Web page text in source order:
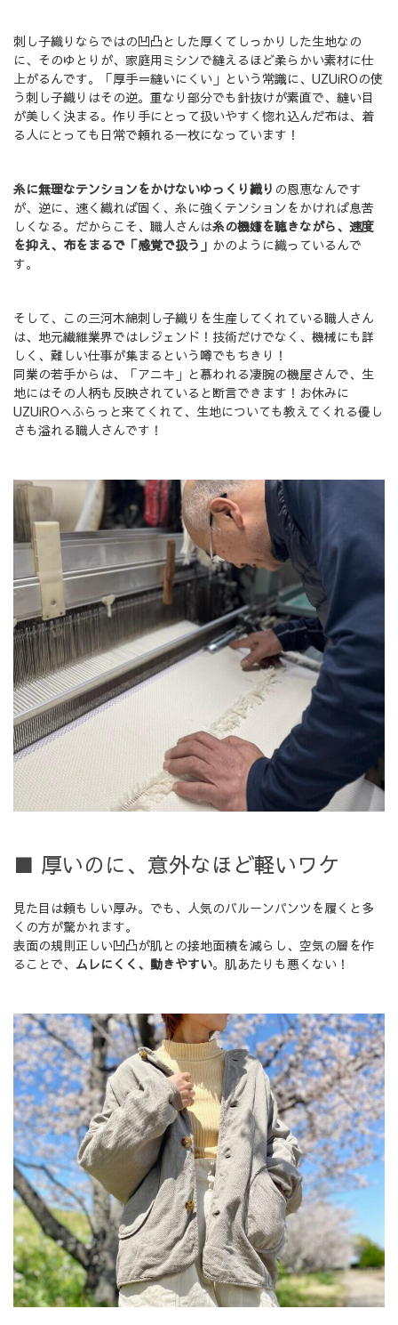
刺し子織りならではの凹凸とした厚くてしっかりした生地なの
に、そのゆとりが、家庭用ミシンで縫えるほど柔らかい素材に仕
上がるんです。「厚手＝縫いにくい」という常識に、UZUiROの使
う刺し子織りはその逆。重なり部分でも針抜けが素直で、縫い目
が美しく決まる。作り手にとって扱いやすく惚れ込んだ布は、着
る人にとっても日常で頼れる一枚になっています！
糸に無理なテンションをかけないゆっくり織り の恩恵なんです
が、逆に、速く織れば固く、糸に強くテンションをかければ息苦
しくなる。だからこそ、職人さんは糸の機嫌を聴きながら、速度
を抑え、布をまるで「感覚で扱う」 かのように織っているんで
す。
そして、この三河木綿刺し子織りを生産してくれている職人さん
は、地元繊維業界ではレジェンド！技術だけでなく、機械にも詳
しく、難しい仕事が集まるという噂でもちきり！
同業の若手からは、「アニキ」と慕われる凄腕の機屋さんで、生
地にはその人柄も反映されていると断言できます！お休みに
UZUiROへふらっと来てくれて、生地についても教えてくれる優し
さも溢れる職人さんです！
■ 厚いのに、意外なほど軽いワケ
見た目は頼もしい厚み。でも、人気のバルーンパンツを履くと多
くの方が驚かれます。
表面の規則正しい凹凸が肌との接地面積を減らし、空気の層を作
ることで、 ムレにくく、動きやすい。肌あたりも悪くない！